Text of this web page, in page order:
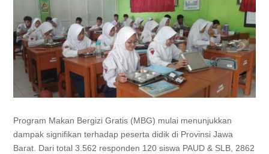
Program Makan Bergizi Gratis (MBG) mulai menunjukkan
dampak signifikan terhadap peserta didik di Provinsi Jawa
Barat. Dari total 3.562 responden 120 siswa PAUD & SLB, 2862